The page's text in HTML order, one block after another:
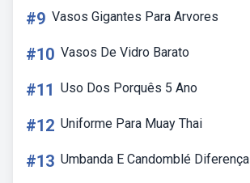
#9 Vasos Gigantes Para Arvores
#10 Vasos De Vidro Barato
#11 Uso Dos Porquês 5 Ano
#12 Uniforme Para Muay Thai
#13 Umbanda E Candomblé Diferença